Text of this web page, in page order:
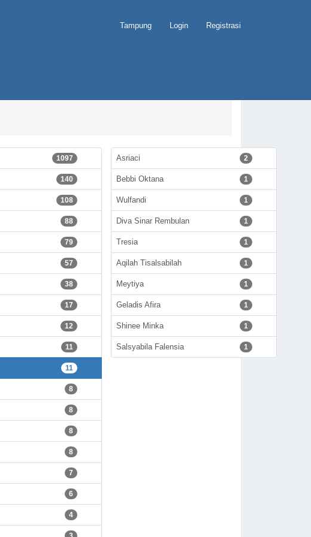
Tampung Login Registrasi
1097
140
108
88
79
57
38
17
12
11
11
8
8
8
8
7
6
4
Asriaci 2
Bebbi Oktana 1
Wulfandi 1
Diva Sinar Rembulan 1
Tresia 1
Aqilah Tisalsabilah 1
Meytiya 1
Geladis Afira 1
Shinee Minka 1
Salsyabila Falensia 1